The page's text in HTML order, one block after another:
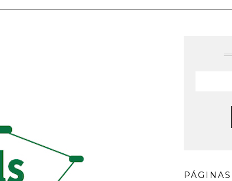
PÁGINAS